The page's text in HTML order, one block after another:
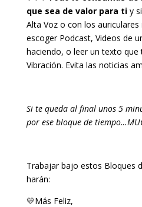
que sea de valor para tiy
Alta Voz o con los
escoger Podcast, Videos de
haciendo, o leer un texto
Vibración. Evita las noticias
Si te queda al final unos 5
por ese bloque de
Trabajar bajo estos Bloques
harán:
💛Más Feliz,